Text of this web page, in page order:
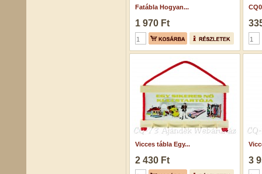
Fatábla Hogyan...
1 970 Ft
Vicces tábla Egy...
2 430 Ft 3